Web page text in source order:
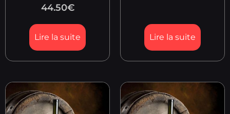
44.50€
Lire la suite Lire la suite